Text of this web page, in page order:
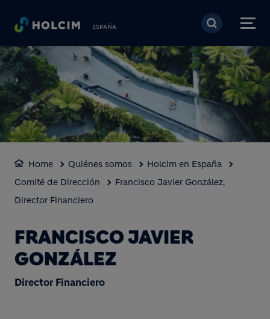
Pasar al contenido
ESPAÑA
Home Quiénes somos
Holcim en España
Comité de Dirección
Francisco Javier González,
Director Financiero
FRANCISCO JAVIER
GONZÁLEZ
Director Financiero